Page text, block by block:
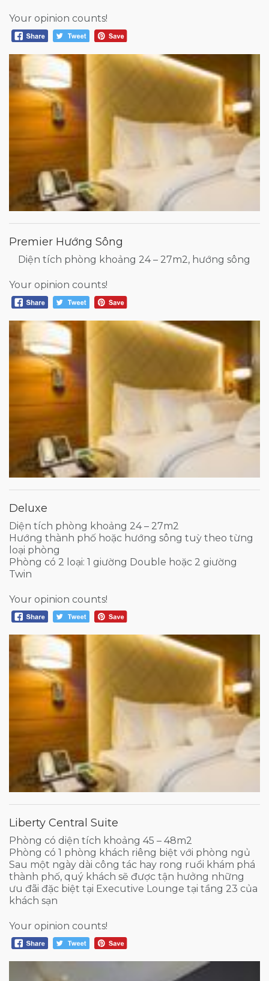
Your opinion counts!
Premier Hướng Sông
Diện tích phòng khoảng 24 – 27m2, hướng sông
Your opinion counts!
Deluxe
Diện tích phòng khoảng 24 – 27m2
Hướng thành phố hoặc hướng sông tuỳ theo từng
loại phòng
Phòng có 2 loại: 1 giường Double hoặc 2 giường
Twin
Your opinion counts!
Liberty Central Suite
Phòng có diện tích khoảng 45 – 48m2
Phòng có 1 phòng khách riêng biệt với phòng ngủ
Sau một ngày dài công tác hay rong ruổi khám phá
thành phố, quý khách sẽ được tận hưởng những
ưu đãi đặc biệt tại Executive Lounge tại tầng 23 của
khách sạn
Your opinion counts!